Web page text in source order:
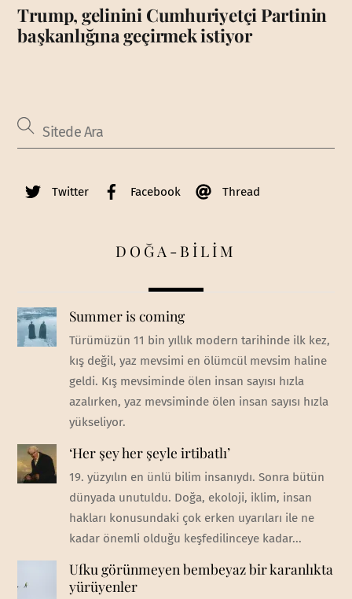
Trump, gelinini Cumhuriyetçi Partinin
başkanlığına geçirmek istiyor
Twitter Facebook Thread
DOĞA-BİLİM
Summer is coming
Türümüzün 11 bin yıllık modern tarihinde ilk kez,
kış değil, yaz mevsimi en ölümcül mevsim haline
geldi. Kış mevsiminde ölen insan sayısı hızla
azalırken, yaz mevsiminde ölen insan sayısı hızla
yükseliyor.
‘Her şey her şeyle irtibatlı’
19. yüzyılın en ünlü bilim insanıydı. Sonra bütün
dünyada unutuldu. Doğa, ekoloji, iklim, insan
hakları konusundaki çok erken uyarıları ile ne
kadar önemli olduğu keşfedilinceye kadar...
Ufku görünmeyen bembeyaz bir karanlıkta
yürüyenler